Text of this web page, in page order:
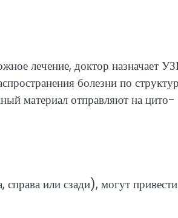
лечение, доктор назначает
болезни по
материал отправляют на
или сзади), могут